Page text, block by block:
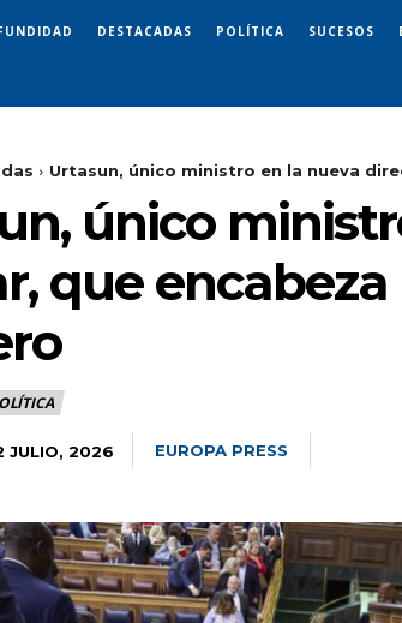
DESTACADAS POLÍTICA SUCESOS
Urtasun, único ministro en la nueva
único
que
JULIO, 2026 EUROPA PRESS